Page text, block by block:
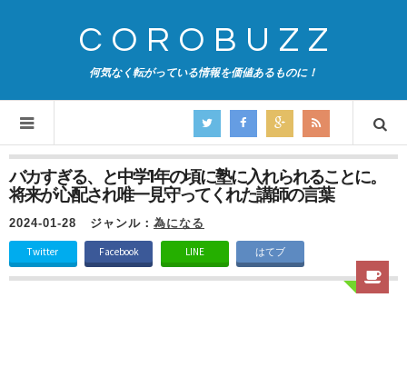
COROBUZZ
何気なく転がっている情報を価値あるものに！
バカすぎる、と中学1年の頃に塾に入れられることに。
将来が心配され唯一見守ってくれた講師の言葉
2024-01-28 ジャンル： 為になる
Twitter Facebook LINE はてブ